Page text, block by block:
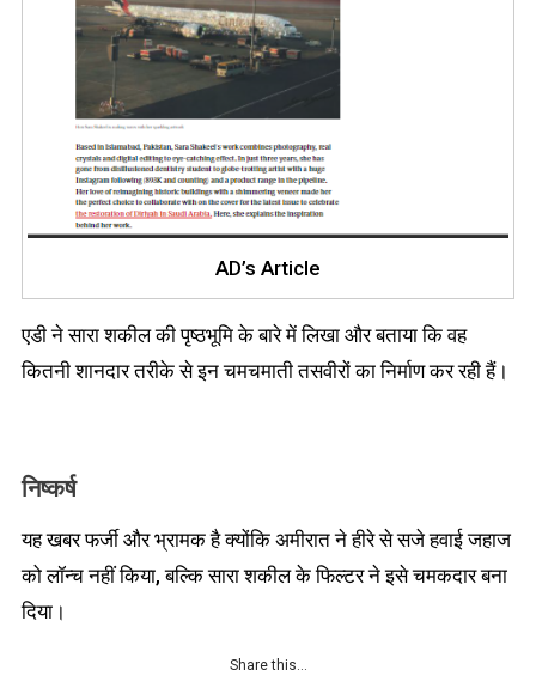
AD’s Article
एडी ने सारा शकील की पृष्ठभूमि के बारे में लिखा और बताया कि वह
कितनी शानदार तरीके से इन चमचमाती तसवीरों का निर्माण कर रही हैं।
निष्कर्ष
यह खबर फर्जी और भ्रामक है क्योंकि अमीरात ने हीरे से सजे हवाई जहाज
को लॉन्च नहीं किया, बल्कि सारा शकील के फिल्टर ने इसे चमकदार बना
दिया।
Share this…